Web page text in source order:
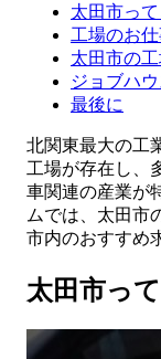
太田市っ
工場のお
太田市の
ジョブハ
最後に
北関東最大の工
工場が存在し、
車関連の産業が
ムでは、太田市
市内のおすすめ
太田市っ